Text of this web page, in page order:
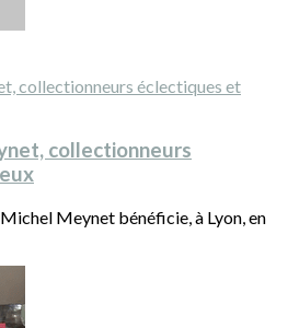
collectionneurs
Meynet bénéficie, à Lyon, en